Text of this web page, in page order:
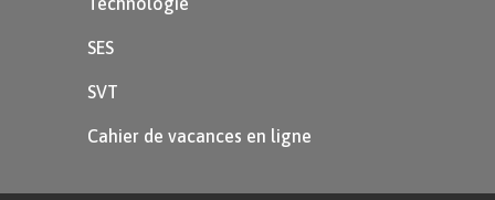
en un point nommé
SES
SVT
Cahier de vacances en ligne